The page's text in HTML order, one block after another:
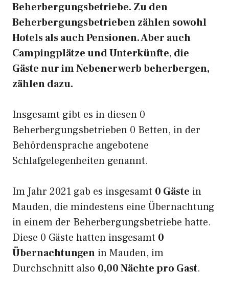
Beherbergungsbetriebe. Zu den
Beherbergungsbetrieben zählen sowohl
Hotels als auch Pensionen. Aber auch
Campingplätze und Unterkünfte, die
Gäste nur im Nebenerwerb beherbergen,
zählen dazu.
Insgesamt gibt es in diesen 0
Beherbergungsbetrieben 0 Betten, in der
Behördensprache angebotene
Schlafgelegenheiten genannt.
Im Jahr 2021 gab es insgesamt 0 Gäste in
Mauden, die mindestens eine Übernachtung
in einem der Beherbergungsbetriebe hatte.
Diese 0 Gäste hatten insgesamt 0
Übernachtungen in Mauden, im
Durchschnitt also 0,00 Nächte pro Gast.